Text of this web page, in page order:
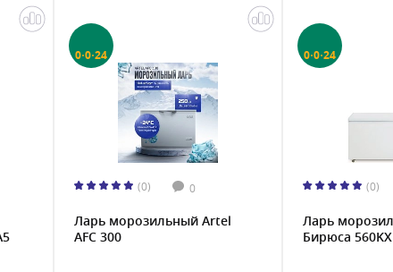
0·0·24
(0)
Ларь морозильный Artel
AFC 300
0·0·24
(0)
Ларь морозильный
Бирюса 560KX